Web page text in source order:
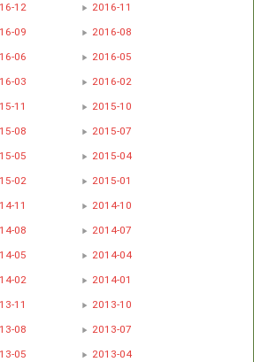
12
2016-11
09
2016-08
06
2016-05
03
2016-02
11
2015-10
08
2015-07
05
2015-04
02
2015-01
11
2014-10
08
2014-07
05
2014-04
02
2014-01
11
2013-10
08
2013-07
05
2013-04